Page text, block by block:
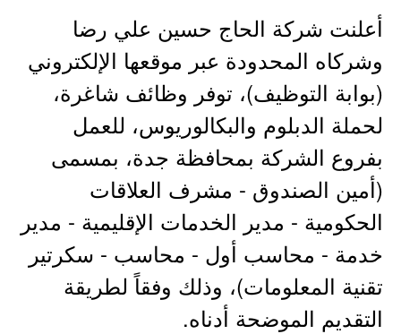
أعلنت شركة الحاج حسين علي رضا
وشركاه المحدودة عبر موقعها الإلكتروني
(بوابة التوظيف)، توفر وظائف شاغرة،
لحملة الدبلوم والبكالوريوس، للعمل
بفروع الشركة بمحافظة جدة، بمسمى
(أمين الصندوق - مشرف العلاقات
الحكومية - مدير الخدمات الإقليمية - مدير
خدمة - محاسب أول - محاسب - سكرتير
تقنية المعلومات)، وذلك وفقاً لطريقة
التقديم الموضحة أدناه.